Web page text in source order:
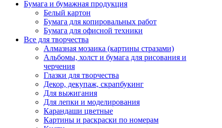
Бумага и бумажная продукция
Белый картон
Бумага для копировальных работ
Бумага для офисной техники
Все для творчества
Алмазная мозаика (картины стразами)
Альбомы, холст и бумага для рисования и
черчения
Глазки для творчества
Декор, декупаж, скрапбукинг
Для выжигания
Для лепки и моделирования
Карандаши цветные
Картины и раскраски по номерам